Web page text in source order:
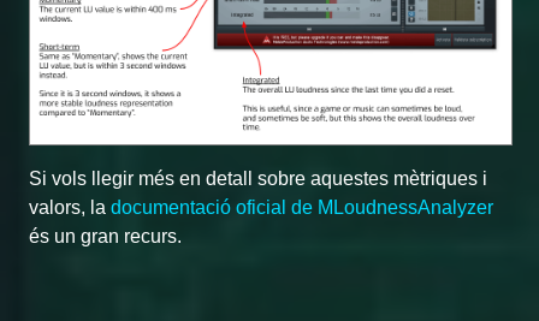
Si vols llegir més en detall sobre aquestes mètriques i
valors, la documentació oficial de MLoudnessAnalyzer
és un gran recurs.